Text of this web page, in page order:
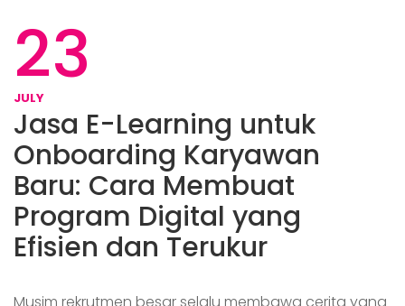
23
JULY
Jasa E-Learning untuk
Onboarding Karyawan
Baru: Cara Membuat
Program Digital yang
Efisien dan Terukur